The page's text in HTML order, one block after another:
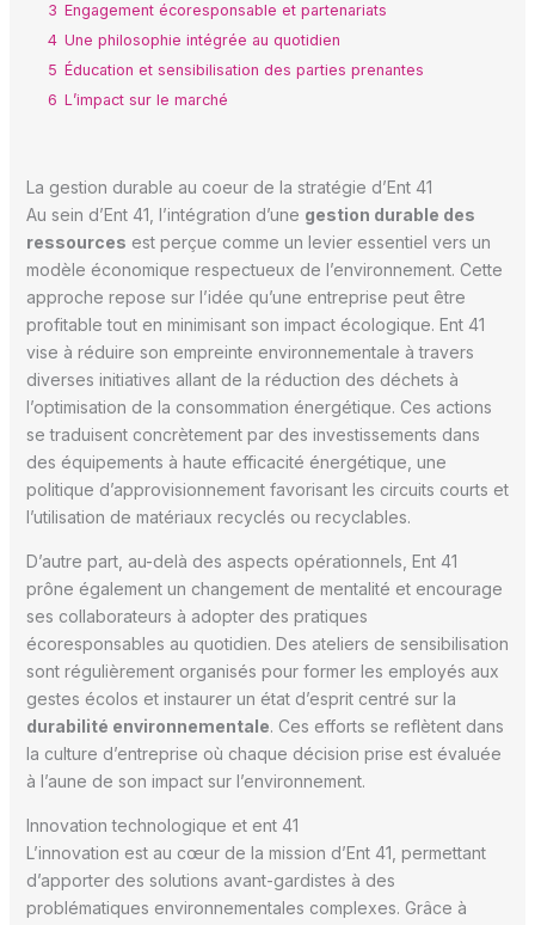
3 Engagement écoresponsable et partenariats
4 Une philosophie intégrée au quotidien
5 Éducation et sensibilisation des parties prenantes
6 L’impact sur le marché
La gestion durable au coeur de la stratégie d’Ent 41
Au sein d’Ent 41, l’intégration d’une gestion durable des
ressources est perçue comme un levier essentiel vers un
modèle économique respectueux de l’environnement. Cette
approche repose sur l’idée qu’une entreprise peut être
profitable tout en minimisant son impact écologique. Ent 41
vise à réduire son empreinte environnementale à travers
diverses initiatives allant de la réduction des déchets à
l’optimisation de la consommation énergétique. Ces actions
se traduisent concrètement par des investissements dans
des équipements à haute efficacité énergétique, une
politique d’approvisionnement favorisant les circuits courts et
l’utilisation de matériaux recyclés ou recyclables.
D’autre part, au-delà des aspects opérationnels, Ent 41
prône également un changement de mentalité et encourage
ses collaborateurs à adopter des pratiques
écoresponsables au quotidien. Des ateliers de sensibilisation
sont régulièrement organisés pour former les employés aux
gestes écolos et instaurer un état d’esprit centré sur la
durabilité environnementale. Ces efforts se reflètent dans
la culture d’entreprise où chaque décision prise est évaluée
à l’aune de son impact sur l’environnement.
Innovation technologique et ent 41
L’innovation est au cœur de la mission d’Ent 41, permettant
d’apporter des solutions avant-gardistes à des
problématiques environnementales complexes. Grâce à